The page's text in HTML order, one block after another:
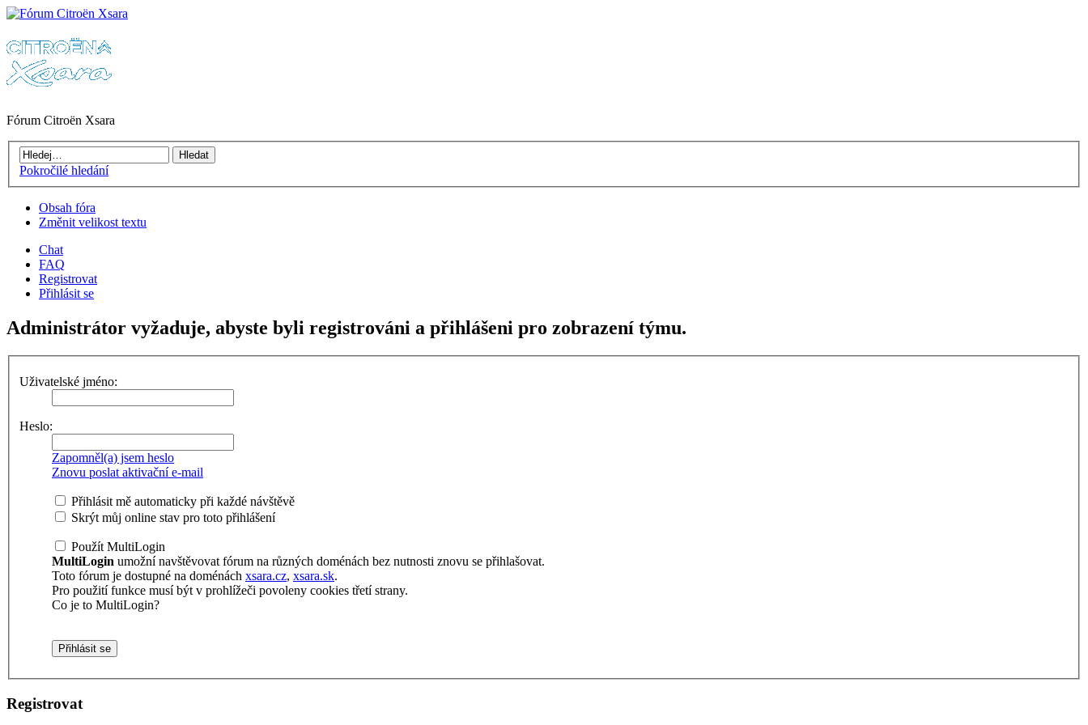
Fórum Citroën Xsara
Pokročilé hledání
Obsah fóra
Změnit velikost textu
Chat
FAQ
Registrovat
Přihlásit se
Administrátor vyžaduje, abyste byli registrováni a přihlášeni pro zobrazení týmu.
Uživatelské jméno:
Heslo:
Zapomněl(a) jsem heslo
Znovu poslat aktivační e-mail
Přihlásit mě automaticky při každé návštěvě
Skrýt můj online stav pro toto přihlášení
Použít MultiLogin
MultiLogin umožní navštěvovat fórum na různých doménách bez nutnosti znovu se přihlašovat.
Toto fórum je dostupné na doménách xsara.cz, xsara.sk.
Pro použití funkce musí být v prohlížeči povoleny cookies třetí strany.
Co je to MultiLogin?
Registrovat